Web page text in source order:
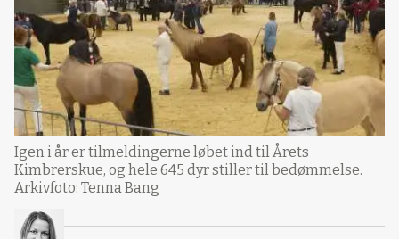
Igen i år er tilmeldingerne løbet ind til Årets
Kimbrerskue, og hele 645 dyr stiller til bedømmelse.
Arkivfoto: Tenna Bang